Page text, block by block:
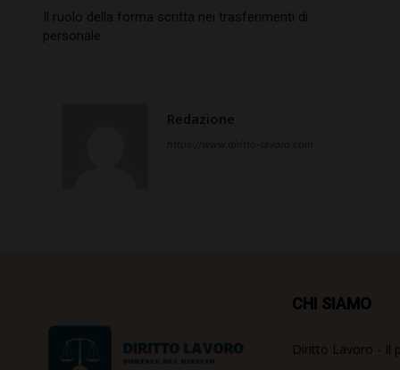
Il ruolo della forma scritta nei trasferimenti di
personale
Redazione
CHI SIAMO
Diritto Lavoro - Il